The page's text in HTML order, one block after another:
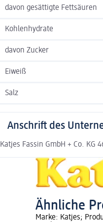
davon gesättigte Fettsäuren
Kohlenhydrate
davon Zucker
Eiweiß
Salz
Anschrift des
Katjes Fassin GmbH + Co. KG
Ähnliche
Marke: Katjes;